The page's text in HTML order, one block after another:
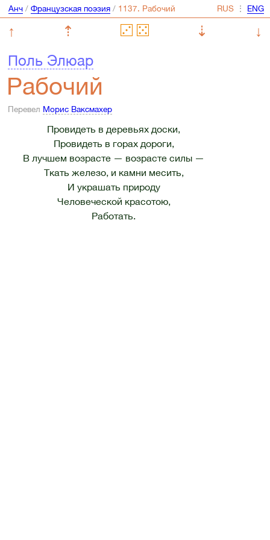
Анч/ Французская поэзия/ ⋮
↑ ⇡ ⇣
↓
Поль Элюар
Рабочий
Перевел Морис Ваксмахер
Провидеть в деревьях доски,
Провидеть в горах дороги,
В лучшем возрасте — возрасте силы —
Ткать железо, и камни месить,
И украшать природу
Человеческой красотою,
Работать.